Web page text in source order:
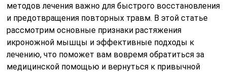
методов лечения важно для быстрого восстановления
и предотвращения повторных травм. В этой статье
рассмотрим основные признаки растяжения
икроножной мышцы и эффективные подходы к
лечению, что поможет вам вовремя обратиться за
медицинской помощью и вернуться к привычной